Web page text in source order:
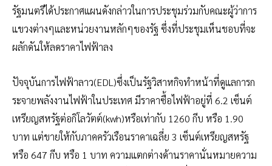
รัฐมนตรีได้ประกาศแผนดังกล่าวในการประชุมร่วมกับคณะผู้ว่าการ
แขวงต่างๆและหน่วยงานหลักๆของรัฐ ซึ่งที่ประชุมเห็นชอบที่จะ
ผลักดันให้ลดราคาไฟฟ้าลง
ปัจจุบันการไฟฟ้าลาว(EDL)ซึ่งเป็นรัฐวิสาหกิจทำหน้าที่ดูแลการก
ระจายพลังงานไฟฟ้าในประเทศ มีราคาซื้อไฟฟ้าอยู่ที่ 6.2 เซ็นต์
เหรียญสหรัฐต่อกิโลวัตต์(kwh)หรือเท่ากับ 1260 กีบ หรือ 1.90
บาท แต่ขายให้กับภาคครัวเรือนราคาเฉลี่ย 3 เซ็นต์เหรียญสหรัฐ
หรือ 647 กีบ หรือ 1 บาท ความแตกต่างด้านราคานั่นหมายความ